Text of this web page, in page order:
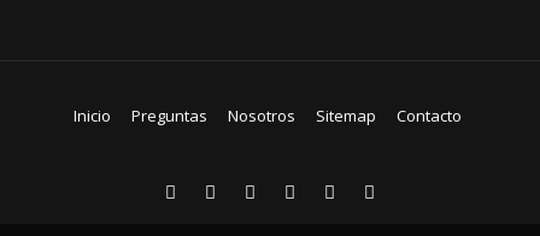
Inicio Preguntas Nosotros Sitemap Contacto